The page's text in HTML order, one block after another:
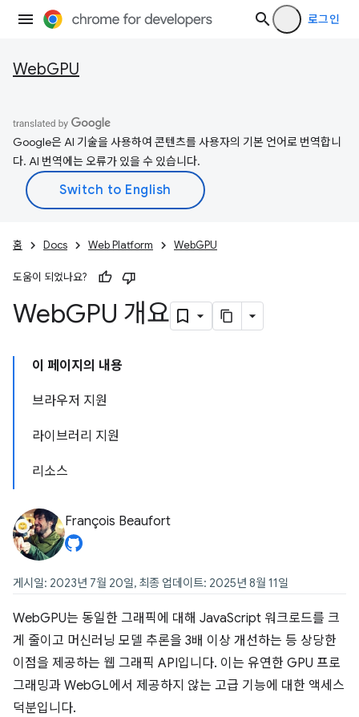
로그인
WebGPU
Google은 AI 기술을 사용하여 콘텐츠를 사용자의 기본 언어로 번역합니
다. AI 번역에는 오류가 있을 수 있습니다.
홈 Docs Web Platform WebGPU
도움이 되었나요?
WebGPU 개요
이 페이지의 내용
브라우저 지원
라이브러리 지원
리소스
François Beaufort
게시일: 2023년 7월 20일, 최종 업데이트: 2025년 8월 11일
WebGPU는 동일한 그래픽에 대해 JavaScript 워크로드를 크
게 줄이고 머신러닝 모델 추론을 3배 이상 개선하는 등 상당한
이점을 제공하는 웹 그래픽 API입니다. 이는 유연한 GPU 프로
그래밍과 WebGL에서 제공하지 않는 고급 기능에 대한 액세스
덕분입니다.